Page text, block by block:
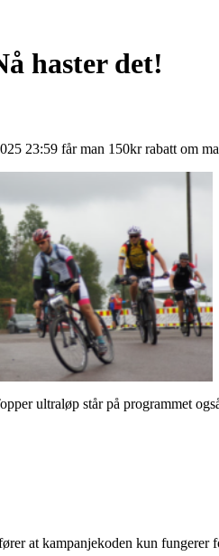
haster det!
23:59 får man 150kr rabatt om
ultraløp står på programmet
at kampanjekoden kun fungerer